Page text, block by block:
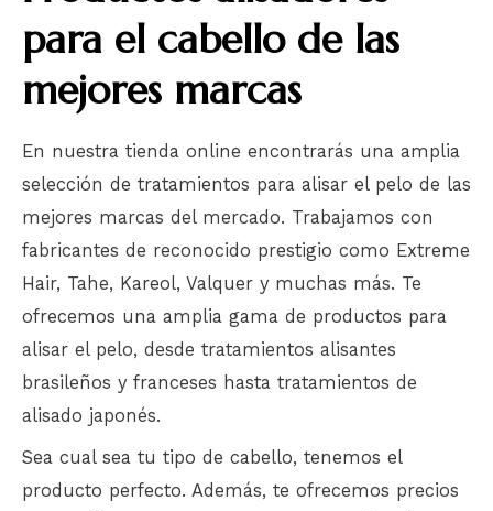
para el cabello de las
mejores marcas
En nuestra tienda online encontrarás una amplia
selección de tratamientos para alisar el pelo de las
mejores marcas del mercado. Trabajamos con
fabricantes de reconocido prestigio como Extreme
Hair, Tahe, Kareol, Valquer y muchas más. Te
ofrecemos una amplia gama de productos para
alisar el pelo, desde tratamientos alisantes
brasileños y franceses hasta tratamientos de
alisado japonés.
Sea cual sea tu tipo de cabello, tenemos el
producto perfecto. Además, te ofrecemos precios